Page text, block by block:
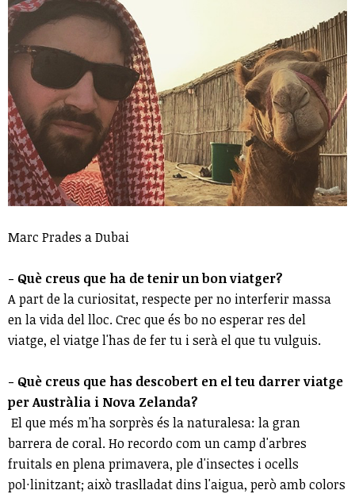
Marc Prades a Dubai
- Què creus que ha de tenir un bon viatger?
A part de la curiositat, respecte per no interferir massa
en la vida del lloc. Crec que és bo no esperar res del
viatge, el viatge l'has de fer tu i serà el que tu vulguis.
- Què creus que has descobert en el teu darrer viatge
per Austràlia i Nova Zelanda?
El que més m'ha sorprès és la naturalesa: la gran
barrera de coral. Ho recordo com un camp d'arbres
fruitals en plena primavera, ple d'insectes i ocells
pol·linitzant; això traslladat dins l'aigua, però amb colors